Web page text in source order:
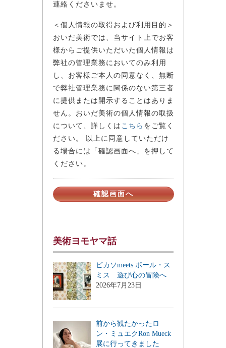
連絡くださいませ。
＜個人情報の取得および利用目的＞
おいだ美術では、当サイト上でお客
様からご提供いただいた個人情報は
弊社の管理業務においてのみ利用
し、お客様ご本人の同意なく、無断
で弊社管理業務に関係のない第三者
に提供または開示することはありま
せん。おいだ美術の個人情報の取扱
について、詳しくは こちら をご覧く
ださい。 以上に同意していただけ
る場合には「確認画面へ」を押して
ください。
美術ヨモヤマ話
ピカソmeets ポール・ス
ミス 遊び心の冒険へ
2026年7月23日
前から観たかったロ
ン・ミュエクRon Mueck
展に行ってきました